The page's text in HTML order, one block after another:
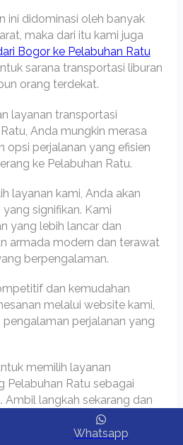
ini didominasi oleh banyak
maka dari itu kami juga
Bogor ke Pelabuhan Ratu
sarana transportasi liburan
orang terdekat.
layanan transportasi
Anda mungkin merasa
opsi perjalanan yang efisien
ke Pelabuhan Ratu.
layanan kami, Anda akan
signifikan. Kami
yang lebih lancar dan
armada modern dan terawat
berpengalaman.
dan kemudahan
melalui website kami,
perjalanan yang
memilih layanan
Pelabuhan Ratu sebagai
Ambil langkah sekarang dan
lebih baik bersama
Whatsapp